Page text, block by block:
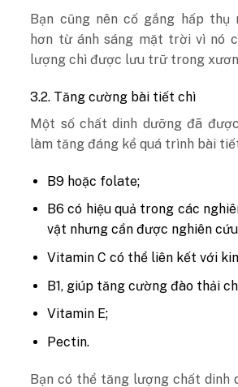
Bạn cũng nên cố gắng hấp thụ
hơn từ ánh sáng mặt trời vì nó
lượng chì được lưu trữ trong
3.2. Tăng cường bài tiết chì
Một số chất dinh dưỡng đã
làm tăng đáng kể quá trình bài
B9 hoặc folate;
B6 có hiệu quả trong các
vật nhưng cần được nghiên
Vitamin C có thể liên kết với
B1, giúp tăng cường đào thải
Vitamin E;
Pectin.
Bạn có thể tăng lượng chất dinh